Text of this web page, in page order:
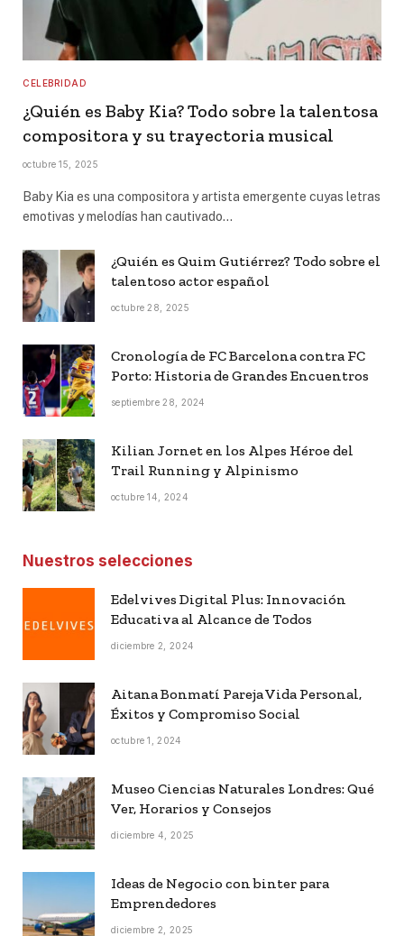
CELEBRIDAD
¿Quién es Baby Kia? Todo sobre la talentosa
compositora y su trayectoria musical
octubre 15, 2025
Baby Kia es una compositora y artista emergente cuyas letras
emotivas y melodías han cautivado…
¿Quién es Quim Gutiérrez? Todo sobre el
talentoso actor español
octubre 28, 2025
Cronología de FC Barcelona contra FC
Porto: Historia de Grandes Encuentros
septiembre 28, 2024
Kilian Jornet en los Alpes Héroe del
Trail Running y Alpinismo
octubre 14, 2024
Nuestros selecciones
Edelvives Digital Plus: Innovación
Educativa al Alcance de Todos
diciembre 2, 2024
Aitana Bonmatí Pareja Vida Personal,
Éxitos y Compromiso Social
octubre 1, 2024
Museo Ciencias Naturales Londres: Qué
Ver, Horarios y Consejos
diciembre 4, 2025
Ideas de Negocio con binter para
Emprendedores
diciembre 2, 2025